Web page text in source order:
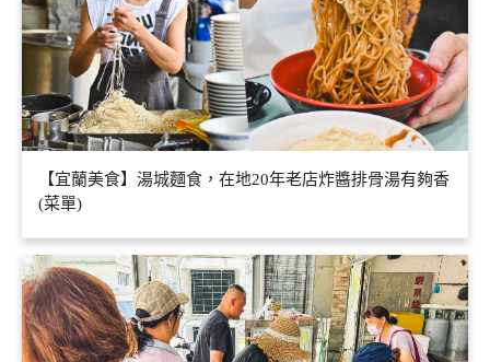
【宜蘭美食】湯城麵食，在地20年老店炸醬排骨湯有夠香
(菜單)